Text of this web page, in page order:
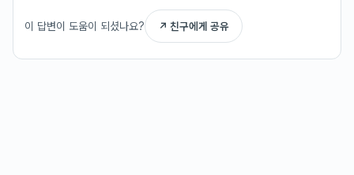
이 답변이 도움이 되셨나요? ↗ 친구에게 공유